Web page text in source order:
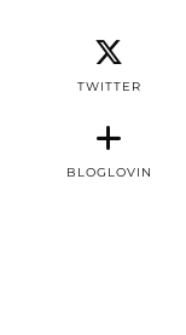
TWITTER
BLOGLOVIN